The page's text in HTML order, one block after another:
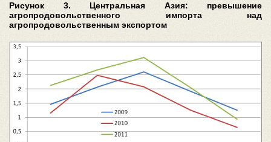
Рисунок 3. Центральная Азия: превышение
агропродовольственного импорта над
агропродовольственным экспортом